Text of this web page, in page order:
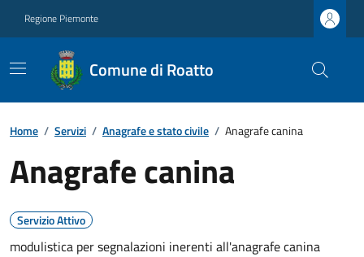
Regione Piemonte
Comune di Roatto
Home / Servizi / Anagrafe e stato civile / Anagrafe canina
Anagrafe canina
Servizio Attivo
modulistica per segnalazioni inerenti all'anagrafe canina